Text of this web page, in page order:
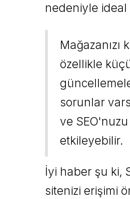
nedeniyle ideal
Mağazanızı
özellikle
sorunlar
ve
etkileyebilir.
İyi haber şu ki,
sitenizi erişimi